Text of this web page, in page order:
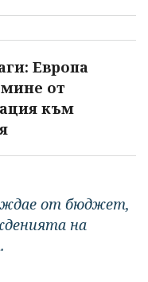
Европа
от
към
от бюджет,
на